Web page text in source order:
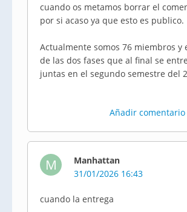
cuando os metamos borrar el
por si acaso ya que esto es publico.
Actualmente somos 76 miembros y
de las dos fases que al final se
juntas en el segundo semestre del
Añadir comentario
M
Manhattan
31/01/2026 16:43
cuando la entrega